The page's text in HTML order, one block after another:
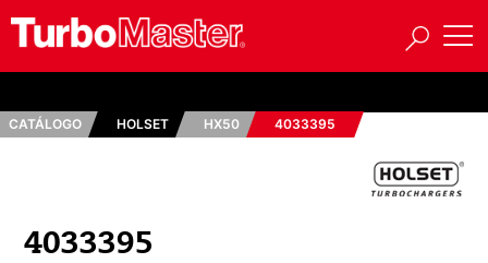
CATÁLOGO HOLSET HX50 4033395
4033395